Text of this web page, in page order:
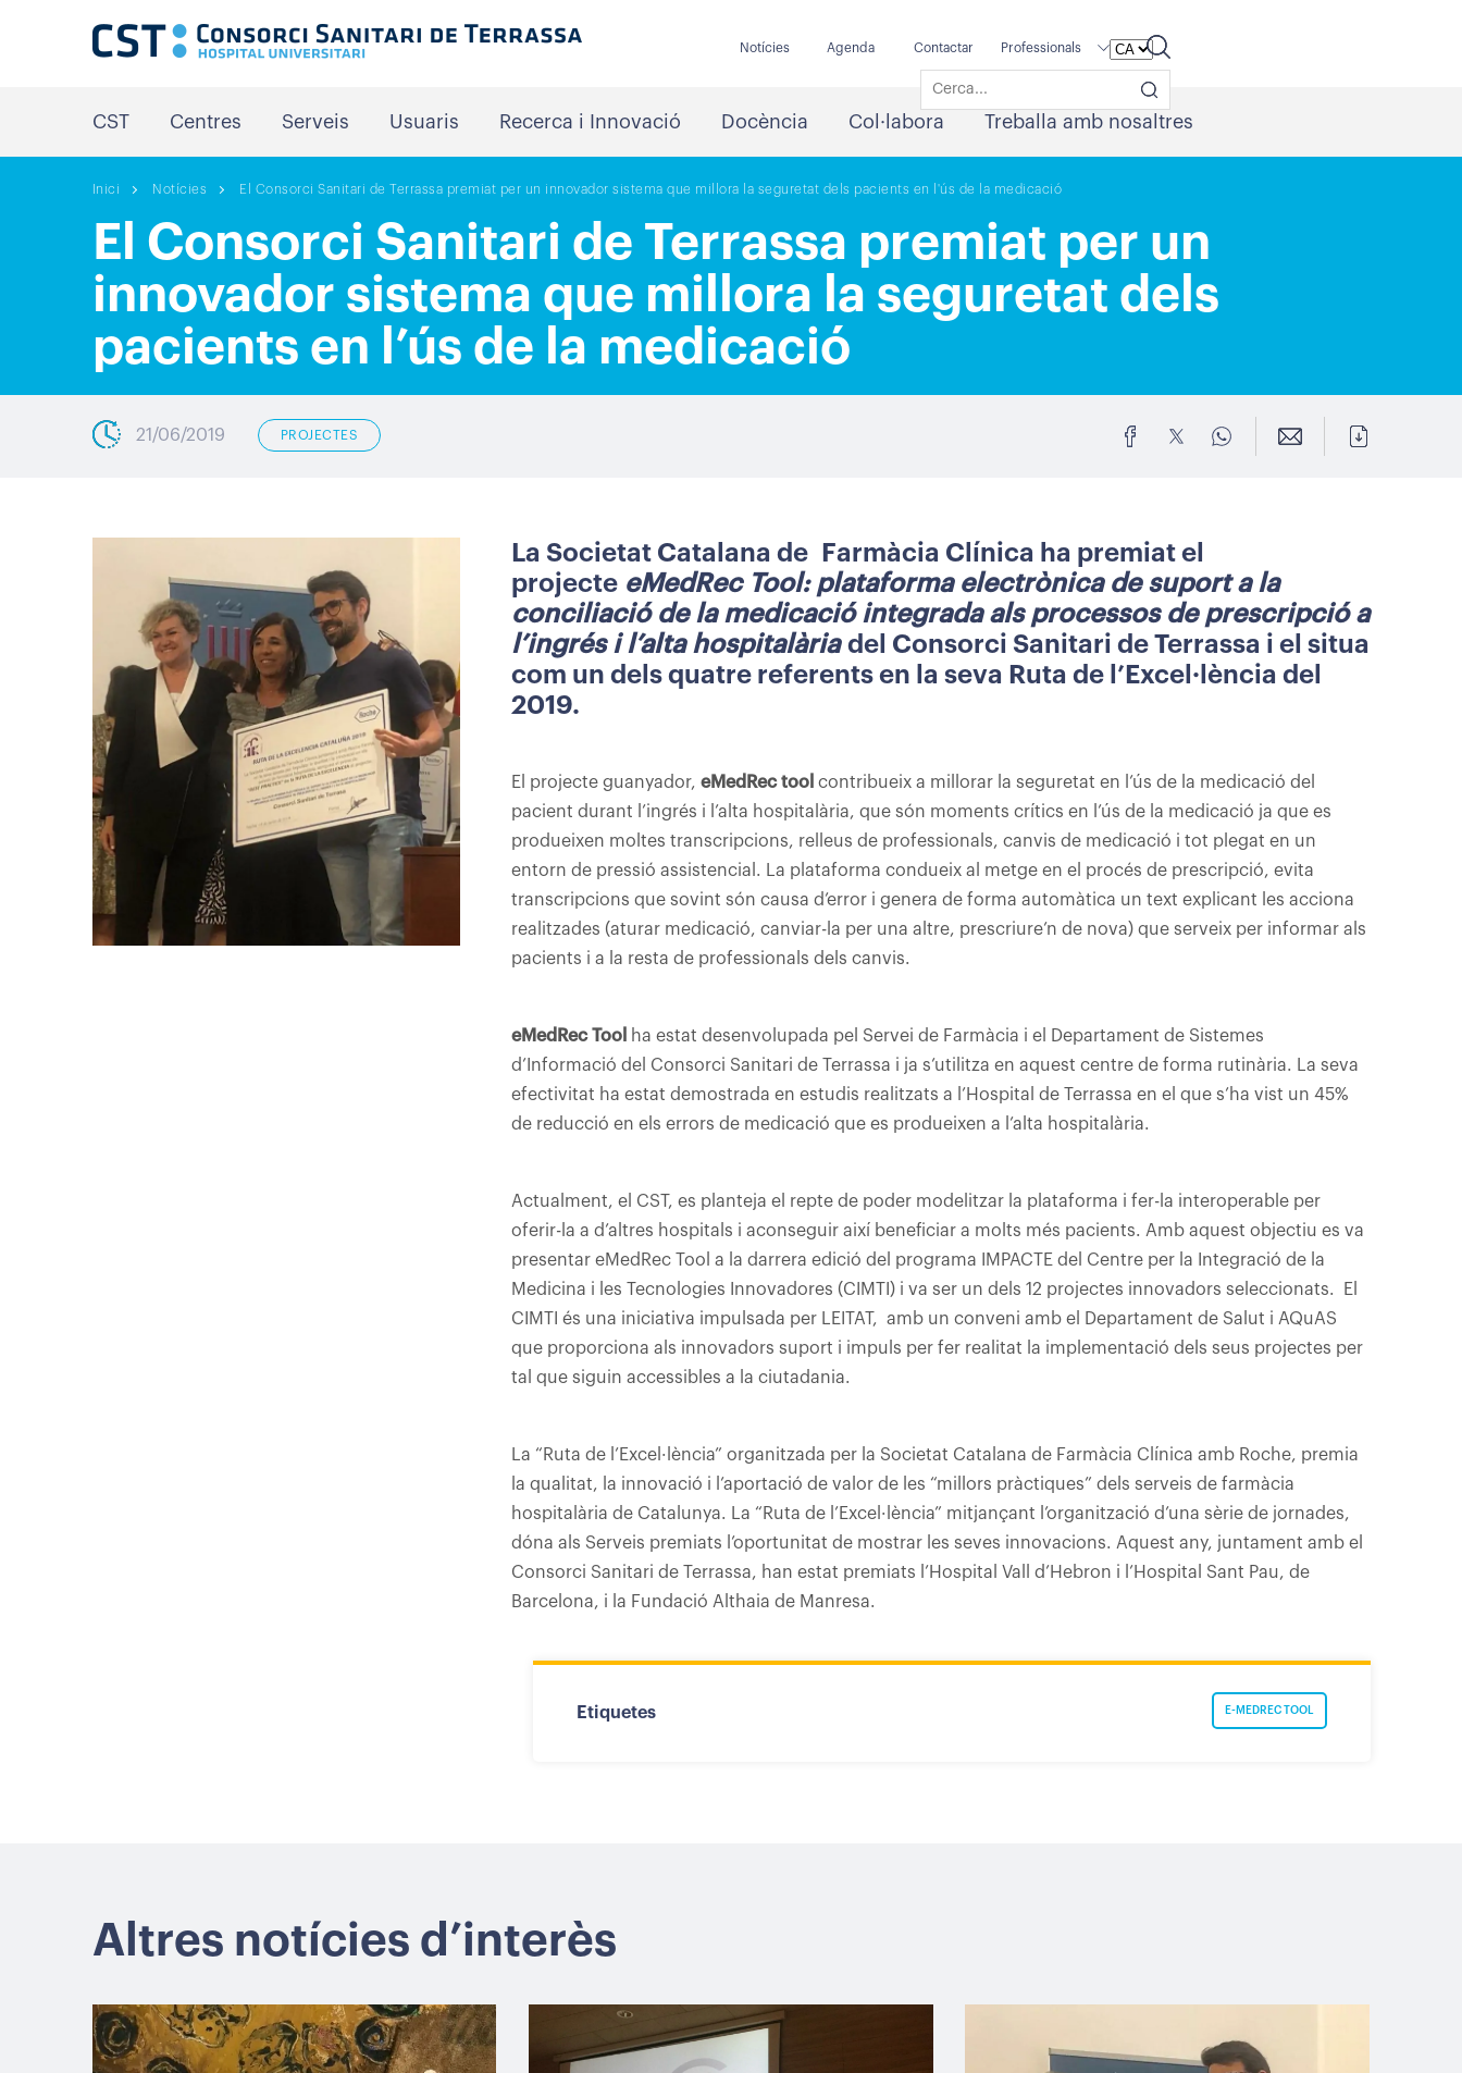
Notícies Agenda Contactar Professionals
CST Centres Serveis Usuaris Recerca i Innovació Docència Col·labora Treballa amb nosaltres
Inici Notícies El Consorci Sanitari de Terrassa premiat per un innovador sistema que millora la seguretat dels pacients en l'ús de la medicació
El Consorci Sanitari de Terrassa premiat per un
innovador sistema que millora la seguretat dels
pacients en l’ús de la medicació
21/06/2019 PROJECTES
La Societat Catalana de Farmàcia Clínica ha premiat el
projecte eMedRec Tool: plataforma electrònica de suport a la
conciliació de la medicació integrada als processos de prescripció a
l’ingrés i l’alta hospitalària del Consorci Sanitari de Terrassa i el situa
com un dels quatre referents en la seva Ruta de l’Excel·lència del
2019.
El projecte guanyador, eMedRec tool contribueix a millorar la seguretat en l’ús de la medicació del
pacient durant l’ingrés i l’alta hospitalària, que són moments crítics en l’ús de la medicació ja que es
produeixen moltes transcripcions, relleus de professionals, canvis de medicació i tot plegat en un
entorn de pressió assistencial. La plataforma condueix al metge en el procés de prescripció, evita
transcripcions que sovint són causa d’error i genera de forma automàtica un text explicant les acciona
realitzades (aturar medicació, canviar-la per una altre, prescriure’n de nova) que serveix per informar als
pacients i a la resta de professionals dels canvis.
eMedRec Tool
ha estat desenvolupada pel Servei de Farmàcia i el Departament de Sistemes
d’Informació del Consorci Sanitari de Terrassa i ja s’utilitza en aquest centre de forma rutinària. La seva
efectivitat ha estat demostrada en estudis realitzats a l’Hospital de Terrassa en el que s’ha vist un 45%
de reducció en els errors de medicació que es produeixen a l’alta hospitalària.
Actualment, el CST, es planteja el repte de poder modelitzar la plataforma i fer-la interoperable per
oferir-la a d’altres hospitals i aconseguir així beneficiar a molts més pacients. Amb aquest objectiu es va
presentar eMedRec Tool a la darrera edició del programa IMPACTE del Centre per la Integració de la
Medicina i les Tecnologies Innovadores (CIMTI) i va ser un dels 12 projectes innovadors seleccionats. El
CIMTI és una iniciativa impulsada per LEITAT, amb un conveni amb el Departament de Salut i AQuAS
que proporciona als innovadors suport i impuls per fer realitat la implementació dels seus projectes per
tal que siguin accessibles a la ciutadania.
La “Ruta de l’Excel·lència” organitzada per la Societat Catalana de Farmàcia Clínica amb Roche, premia
la qualitat, la innovació i l’aportació de valor de les “millors pràctiques” dels serveis de farmàcia
hospitalària de Catalunya. La “Ruta de l’Excel·lència” mitjançant l’organització d’una sèrie de jornades,
dóna als Serveis premiats l’oportunitat de mostrar les seves innovacions. Aquest any, juntament amb el
Consorci Sanitari de Terrassa, han estat premiats l’Hospital Vall d’Hebron i l’Hospital Sant Pau, de
Barcelona, i la Fundació Althaia de Manresa.
Etiquetes E-MEDREC TOOL
Altres notícies d’interès